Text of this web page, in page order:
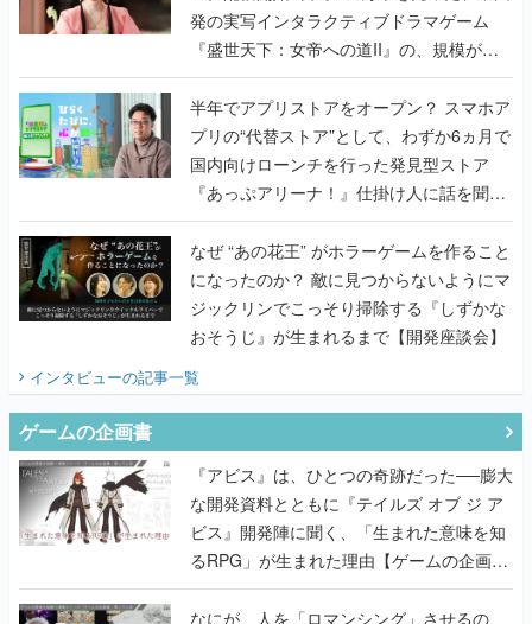
発の実写インタラクティブドラマゲーム
『盛世天下：女帝への道II』の、規模が違
うこだわりをプロデューサーに聞いた
半年でアプリストアをオープン？ スマホア
プリの“代替ストア”として、わずか6ヵ月で
国内向けローンチを行った発見型ストア
『あっぷアリーナ！』仕掛け人に話を聞い
てみた
なぜ “あの花王” がホラーゲームを作ること
になったのか？ 敵に見つからないようにマ
ジックリンでこっそり掃除する『しずかな
おそうじ』が生まれるまで【開発座談会】
インタビューの記事一覧
ゲームの企画書
『アビス』は、ひとつの奇跡だった──膨大
な開発資料とともに『テイルズ オブ ジ ア
ビス』開発陣に聞く、「生まれた意味を知
るRPG」が生まれた理由【ゲームの企画
書】
なにが、人を「ロマンシング」させるの